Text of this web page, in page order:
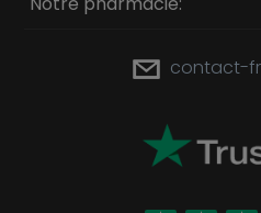
contact-